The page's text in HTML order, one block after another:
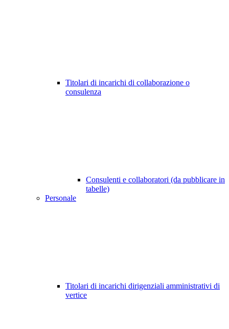
Titolari di incarichi di collaborazione o
consulenza
Consulenti e collaboratori (da pubblicare in
tabelle)
Personale
Titolari di incarichi dirigenziali amministrativi di
vertice